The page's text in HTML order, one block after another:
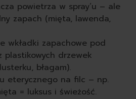
powietrza w spray’u – ale
zapach (mięta, lawenda,
wkładki zapachowe pod
plastikowych drzewek
błagam).
eterycznego na filc – np.
= luksus i świeżość.